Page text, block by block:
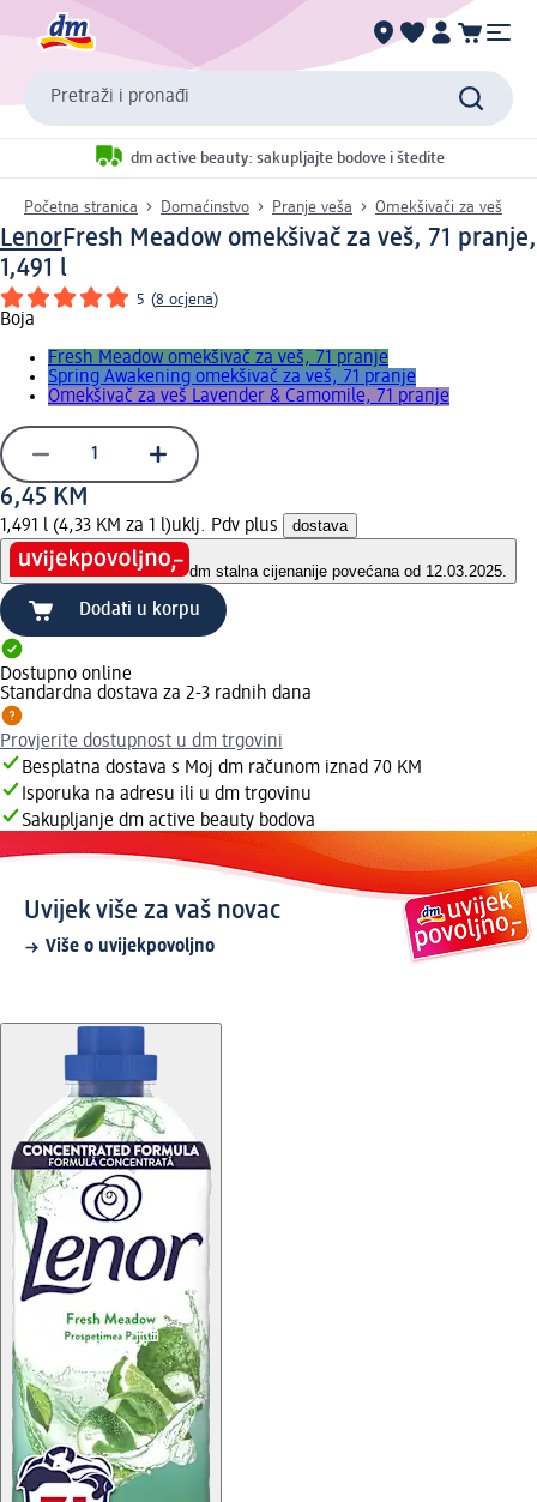
Pretraži i pronađi
dm active beauty: sakupljajte bodove i štedite
Početna stranica Domaćinstvo Pranje veša Omekšivači za veš
LenorFresh Meadow omekšivač za veš, 71 pranje,
1,491 l
5 (8 ocjena)
Boja
Fresh Meadow omekšivač za veš, 71 pranje
Spring Awakening omekšivač za veš, 71 pranje
Omekšivač za veš Lavender & Camomile, 71 pranje
6,45 KM
1,491 l (4,33 KM za 1 l)uklj. Pdv plus dostava
dm stalna cijenanije povećana od 12.03.2025.
Dodati u korpu
Dostupno online
Standardna dostava za 2-3 radnih dana
Provjerite dostupnost u dm trgovini
Besplatna dostava s Moj dm računom iznad 70 KM
Isporuka na adresu ili u dm trgovinu
Sakupljanje dm active beauty bodova
Uvijek više za vaš novac
Više o uvijekpovoljno